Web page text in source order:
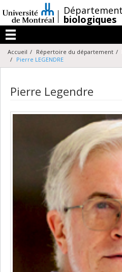
au
contenu
/
biologiques
Menu
Accueil Répertoire du département
Pierre LEGENDRE
Pierre Legendre